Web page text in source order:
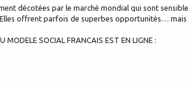
décotées par le marché mondial qui sont
offrent parfois de superbes opportunités… mais
MODELE SOCIAL FRANCAIS EST EN LIGNE :